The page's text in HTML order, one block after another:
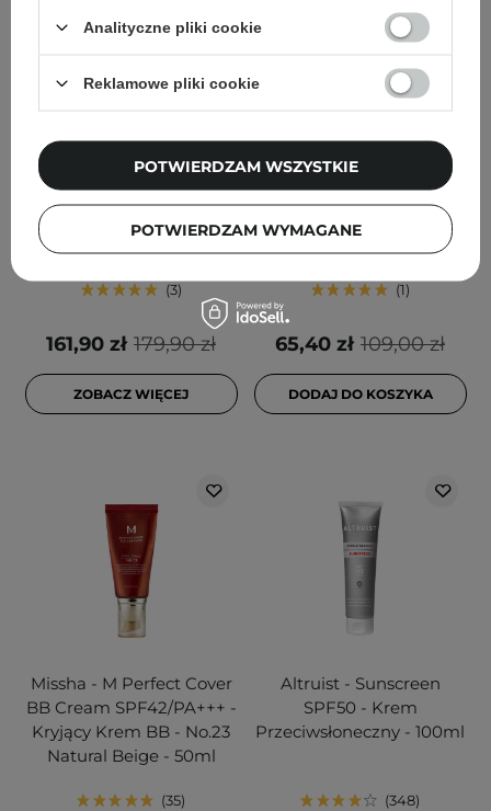
W ZESTAWIE TANIEJ
Zestaw - Daily Glow Set -
50ml + 50ml + 34g
3
179,90 zł
161,90 zł
ZOBACZ WIĘCEJ
Medicube - PDRN Pink
Tone Up Sun Cream
SPF50+ PA++++ -
Rozjaśniający Krem
Przeciwsłoneczny - 50ml
1
109,00 zł
65,40 zł
DODAJ DO KOSZYKA
Missha - M Perfect Cover
BB Cream SPF42/PA+++ -
Kryjący Krem BB - No.23
Natural Beige - 50ml
35
Altruist - Sunscreen
SPF50 - Krem
Przeciwsłoneczny - 100ml
348
Analityczne pliki cookie
Reklamowe pliki cookie
POTWIERDZAM WYMAGANE
POTWIERDZAM WSZYSTKIE